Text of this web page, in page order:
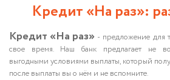
Кредит «На раз»:
Кредит «На раз» - предложение для
свое время. Наш банк предлагает не
выгодными условиями выплаты, который
после выплаты вы о нём и не вспомните.